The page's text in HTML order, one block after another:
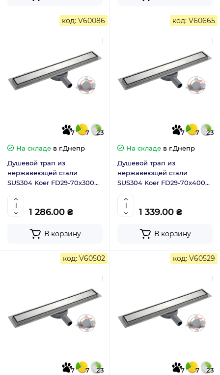
код: V60086
7 7
23
На складе в г.Днепр
Душевой трап из
нержавеющей стали
SUS304 Koer FD29-70x300
1 286.00 ₴
В корзину
код: V60665
7 7
23
На складе в г.Днепр
Душевой трап из
нержавеющей стали
SUS304 Koer FD29-70x400
1 339.00 ₴
В корзину
код: V60502
7 7
23
код: V60529
7 7
23